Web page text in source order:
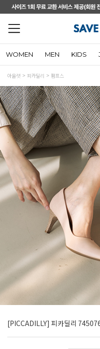
WOMEN MEN KIDS
아울렛 피카딜리 펌프스
[PICCADILLY] 피카딜리